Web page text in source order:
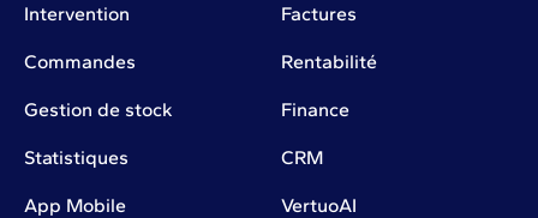
Intervention Factures
Commandes Rentabilité
Gestion de stock Finance
Statistiques CRM
App Mobile VertuoAI